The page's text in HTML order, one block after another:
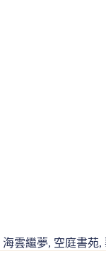
海雲繼夢, 空庭書苑,